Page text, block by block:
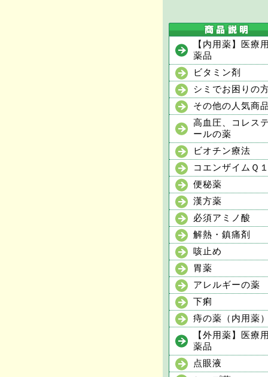
【内用薬】医療
薬品
ビタミン剤
シミでお困りの
その他の人気商品
高血圧、コレス
ールの薬
ビオチン療法
コエンザイムＱ
便秘薬
漢方薬
必須アミノ酸
解熱・鎮痛剤
咳止め
胃薬
アレルギーの薬
下痢
痔の薬（内用薬）
【外用薬】医療
薬品
点眼液